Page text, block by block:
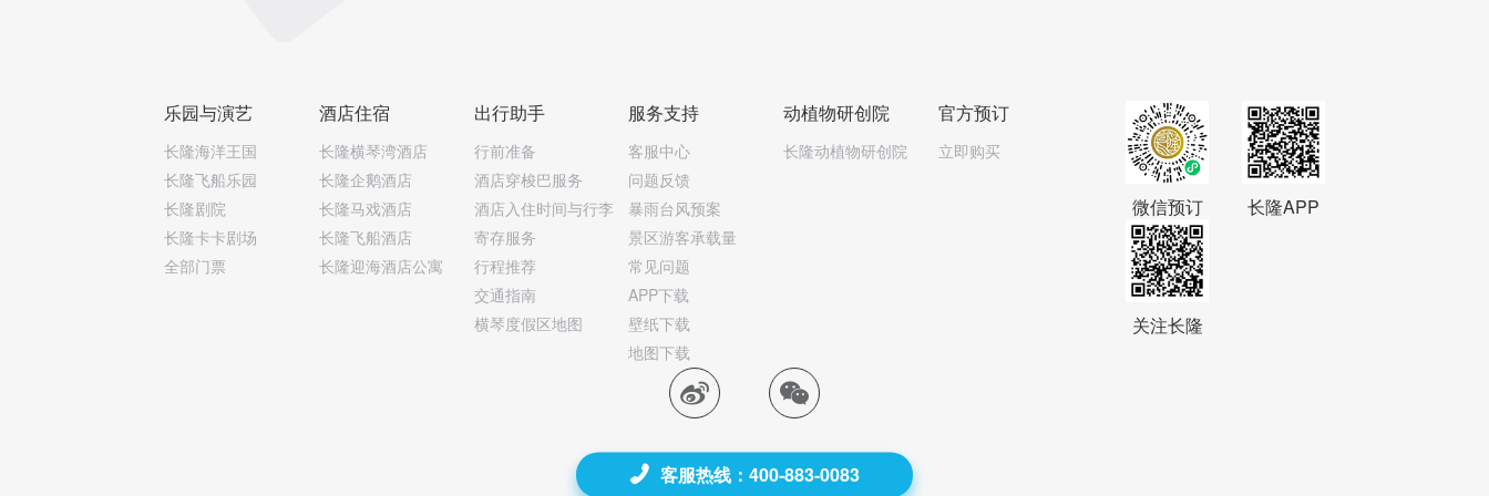
乐园与演艺
长隆海洋王国
长隆飞船乐园
长隆剧院
长隆卡卡剧场
全部门票
酒店住宿
长隆横琴湾酒店
长隆企鹅酒店
长隆马戏酒店
长隆飞船酒店
长隆迎海酒店公寓
出行助手
行前准备
酒店穿梭巴服务
酒店入住时间与行李
寄存服务
行程推荐
交通指南
横琴度假区地图
服务支持
客服中心
问题反馈
暴雨台风预案
景区游客承载量
常见问题
APP下载
壁纸下载
地图下载
动植物研创院
长隆动植物研创院
官方预订
立即购买
微信预订 长隆APP
关注长隆
客服热线：400-883-0083